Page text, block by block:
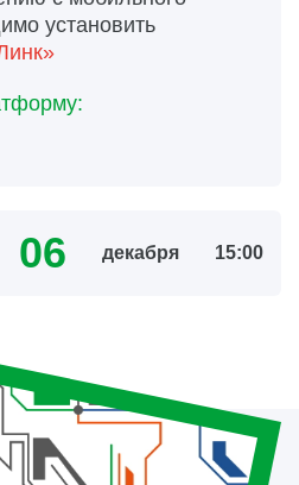
установить
06 декабря 15:00